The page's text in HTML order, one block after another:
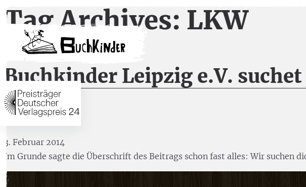
Tag Archives: LKW
Buchkinder Leipzig e.V.
darf
3. Februar 2014
Im Grunde sagte die Überschrift des Beitrags schon fast alles: Wir suchen